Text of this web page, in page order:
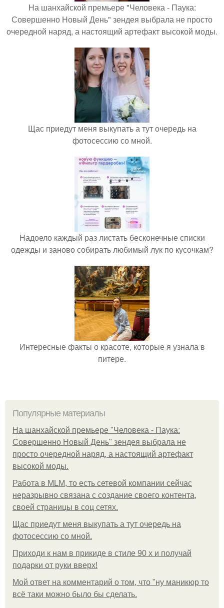
На шанхайской премьере "Человека - Паука:
Совершенно Новый День" зендея выбрала не просто
очередной наряд, а настоящий артефакт высокой моды.
Щас приедут меня выкупать а тут очередь на
фотосессию со мной.
Надоело каждый раз листать бесконечные списки
одежды и заново собирать любимый лук по кусочкам?
Интересные факты о красоте, которые я узнала в
питере.
Популярные материалы
На шанхайской премьере "Человека - Паука:
Совершенно Новый День" зендея выбрала не
просто очередной наряд, а настоящий артефакт
высокой моды.
Работа в MLM, то есть сетевой компании сейчас
неразрывно связана с создание своего контента,
своей страницы в соц сетях.
Щас приедут меня выкупать а тут очередь на
фотосессию со мной.
Приходи к нам в прикиде в стиле 90 х и получай
подарки от руки вверх!
Мой ответ на комментарий о том, что "ну маникюр то
всё таки можно было бы сделать.